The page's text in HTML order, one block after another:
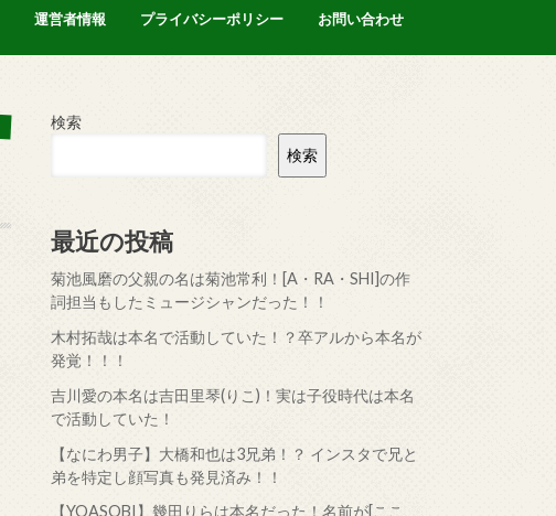
運営者情報 プライバシーポリシー お問い合わせ
検索
検索
最近の投稿
菊池風磨の父親の名は菊池常利！[A・RA・SHI]の作
詞担当もしたミュージシャンだった！！
木村拓哉は本名で活動していた！？卒アルから本名が
発覚！！！
吉川愛の本名は吉田里琴(りこ)！実は子役時代は本名
で活動していた！
【なにわ男子】大橋和也は3兄弟！？ インスタで兄と
弟を特定し顔写真も発見済み！！
【YOASOBI】幾田りらは本名だった！名前が[ここ